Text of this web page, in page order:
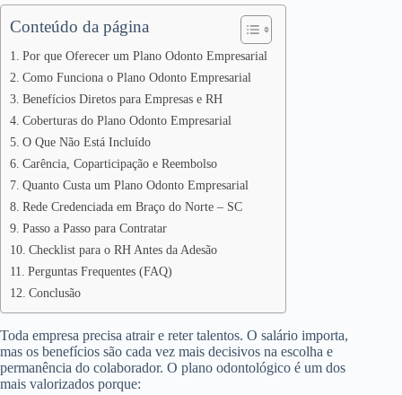
Conteúdo da página
Por que Oferecer um Plano Odonto Empresarial
Como Funciona o Plano Odonto Empresarial
Benefícios Diretos para Empresas e RH
Coberturas do Plano Odonto Empresarial
O Que Não Está Incluído
Carência, Coparticipação e Reembolso
Quanto Custa um Plano Odonto Empresarial
Rede Credenciada em Braço do Norte – SC
Passo a Passo para Contratar
Checklist para o RH Antes da Adesão
Perguntas Frequentes (FAQ)
Conclusão
Toda empresa precisa atrair e reter talentos. O salário importa,
mas os benefícios são cada vez mais decisivos na escolha e
permanência do colaborador. O plano odontológico é um dos
mais valorizados porque: